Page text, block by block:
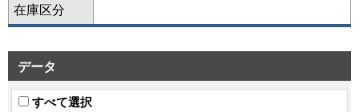
在庫区分
データ
すべて選択